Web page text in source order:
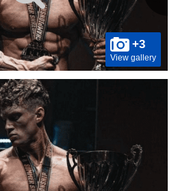
+3
View gallery